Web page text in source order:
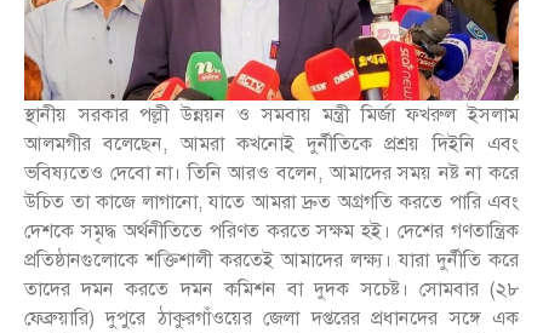
স্থানীয় সরকার পল্লী উন্নয়ন ও সমবায় মন্ত্রী মির্জা ফখরুল ইসলাম
আলমগীর বলেছেন, আমরা কখনোই দুর্নীতিকে প্রশ্রয় দিইনি এবং
ভবিষ্যতেও দেবো না। তিনি আরও বলেন, আমাদের সময় নষ্ট না করে
উচিত তা কাজে লাগানো, যাতে আমরা দ্রুত অগ্রগতি করতে পারি এবং
দেশকে সমৃদ্ধ অর্থনীতিতে পরিণত করতে সক্ষম হই। দেশের গণতান্ত্রিক
প্রতিষ্ঠানগুলোকে শক্তিশালী করতেই আমাদের লক্ষ্য। যারা দুর্নীতি করে
তাদের দমন করতে দমন কমিশন বা দুদক সচেষ্ট। সোমবার (২৮
ফেব্রুয়ারি) দুপুরে ঠাকুরগাঁওয়ের জেলা দপ্তরের প্রধানদের সঙ্গে এক